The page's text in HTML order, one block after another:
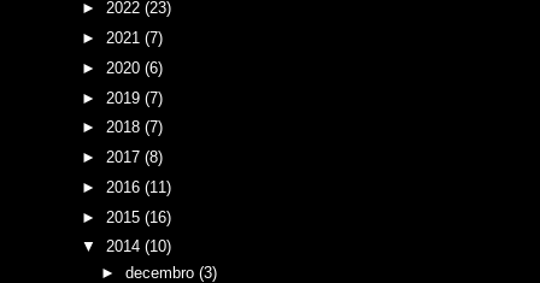
► 2022 (23)
► 2021 (7)
► 2020 (6)
► 2019 (7)
► 2018 (7)
► 2017 (8)
► 2016 (11)
► 2015 (16)
▼ 2014 (10)
► decembro (3)